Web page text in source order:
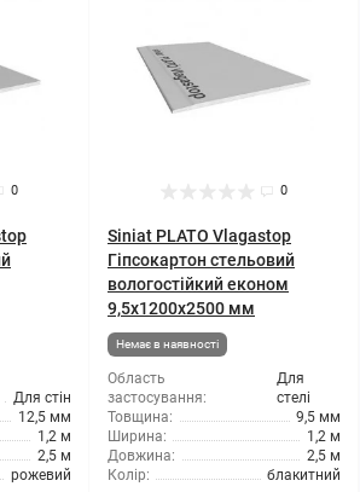
0
Для стін
12,5 мм
1,2 м
2,5 м
рожевий
0
Siniat PLATO Vlagastop
Гіпсокартон стельовий
вологостійкий економ
9,5x1200x2500 мм
Немає в наявності
Область
застосування:
Для
стелі
Товщина:
9,5 мм
Ширина:
1,2 м
Довжина:
2,5 м
Колір:
блакитний